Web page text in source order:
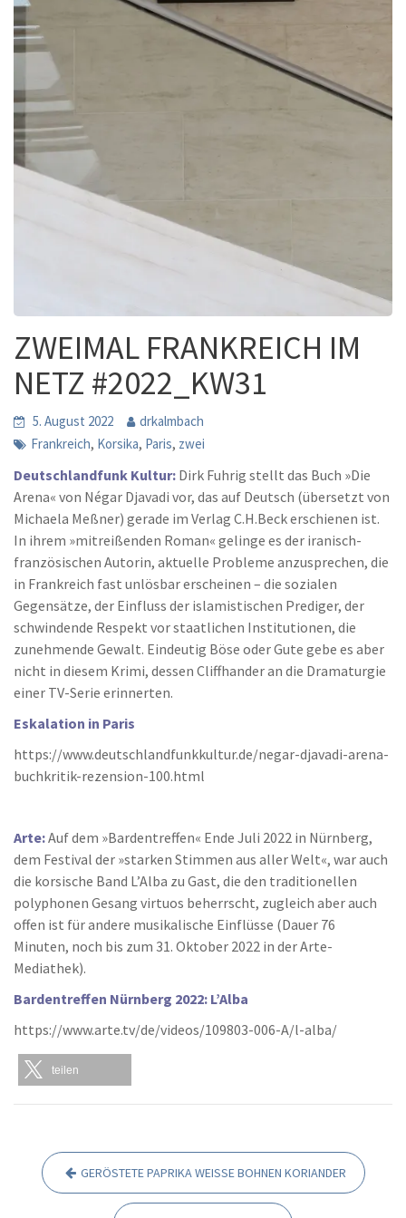
ZWEIMAL FRANKREICH IM
NETZ #2022_KW31
5. August 2022
drkalmbach
Frankreich, Korsika, Paris, zwei
Deutschlandfunk Kultur: Dirk Fuhrig stellt das Buch »Die
Arena« von Négar Djavadi vor, das auf Deutsch (übersetzt von
Michaela Meßner) gerade im Verlag C.H.Beck erschienen ist.
In ihrem »mitreißenden Roman« gelinge es der iranisch-
französischen Autorin, aktuelle Probleme anzusprechen, die
in Frankreich fast unlösbar erscheinen – die sozialen
Gegensätze, der Einfluss der islamistischen Prediger, der
schwindende Respekt vor staatlichen Institutionen, die
zunehmende Gewalt. Eindeutig Böse oder Gute gebe es aber
nicht in diesem Krimi, dessen Cliffhander an die Dramaturgie
einer TV-Serie erinnerten.
Eskalation in Paris
https://www.deutschlandfunkkultur.de/negar-djavadi-arena-
buchkritik-rezension-100.html
Arte:Auf dem »Bardentreffen« Ende Juli 2022 in Nürnberg,
dem Festival der »starken Stimmen aus aller Welt«, war auch
die korsische Band L’Alba zu Gast, die den traditionellen
polyphonen Gesang virtuos beherrscht, zugleich aber auch
offen ist für andere musikalische Einflüsse (Dauer 76
Minuten, noch bis zum 31. Oktober 2022 in der Arte-
Mediathek).
Bardentreffen Nürnberg 2022: L’Alba
https://www.arte.tv/de/videos/109803-006-A/l-alba/
teilen
GERÖSTETE PAPRIKA WEISSE BOHNEN KORIANDER